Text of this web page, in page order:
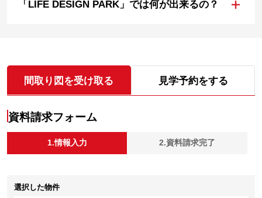
「LIFE DESIGN PARK」では何が出来るの？ +
間取り図を受け取る 見学予約をする
資料請求フォーム
1.情報入力 2.資料請求完了
選択した物件